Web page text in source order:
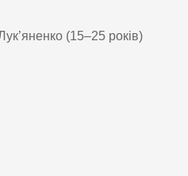
(15–25 років)